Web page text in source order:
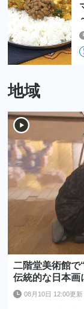
地域
二階堂美術館で
伝統的な日本
08月10日 12:00更新